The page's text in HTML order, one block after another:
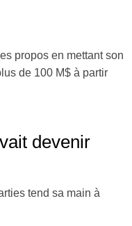
propos en mettant son
de 100 M$ à partir
devenir
tend sa main à